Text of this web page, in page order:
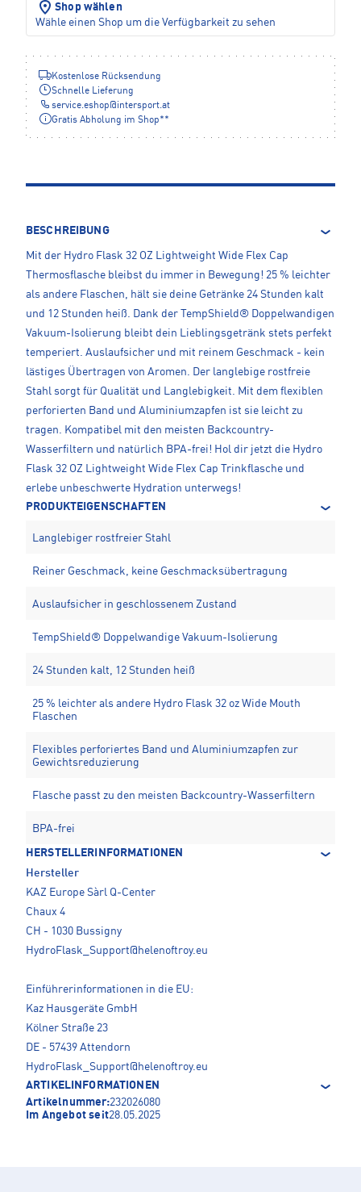
Shop wählen
Wähle einen Shop um die Verfügbarkeit zu sehen
Kostenlose Rücksendung
Schnelle Lieferung
service.eshop@intersport.at
Gratis Abholung im Shop**
BESCHREIBUNG
Mit der Hydro Flask 32 OZ Lightweight Wide Flex Cap
Thermosflasche bleibst du immer in Bewegung! 25 % leichter
als andere Flaschen, hält sie deine Getränke 24 Stunden kalt
und 12 Stunden heiß. Dank der TempShield®️ Doppelwandigen
Vakuum-Isolierung bleibt dein Lieblingsgetränk stets perfekt
temperiert. Auslaufsicher und mit reinem Geschmack - kein
lästiges Übertragen von Aromen. Der langlebige rostfreie
Stahl sorgt für Qualität und Langlebigkeit. Mit dem flexiblen
perforierten Band und Aluminiumzapfen ist sie leicht zu
tragen. Kompatibel mit den meisten Backcountry-
Wasserfiltern und natürlich BPA-frei! Hol dir jetzt die Hydro
Flask 32 OZ Lightweight Wide Flex Cap Trinkflasche und
erlebe unbeschwerte Hydration unterwegs!
PRODUKTEIGENSCHAFTEN
Langlebiger rostfreier Stahl
Reiner Geschmack, keine Geschmacksübertragung
Auslaufsicher in geschlossenem Zustand
TempShield®️ Doppelwandige Vakuum-Isolierung
24 Stunden kalt, 12 Stunden heiß
25 % leichter als andere Hydro Flask 32 oz Wide Mouth
Flaschen
Flexibles perforiertes Band und Aluminiumzapfen zur
Gewichtsreduzierung
Flasche passt zu den meisten Backcountry-Wasserfiltern
BPA-frei
HERSTELLERINFORMATIONEN
Hersteller
KAZ Europe Sàrl Q-Center
Chaux 4
CH - 1030 Bussigny
HydroFlask_Support@helenoftroy.eu
Einführerinformationen in die EU:
Kaz Hausgeräte GmbH
Kölner Straße 23
DE - 57439 Attendorn
HydroFlask_Support@helenoftroy.eu
ARTIKELINFORMATIONEN
Artikelnummer:232026080
Im Angebot seit28.05.2025